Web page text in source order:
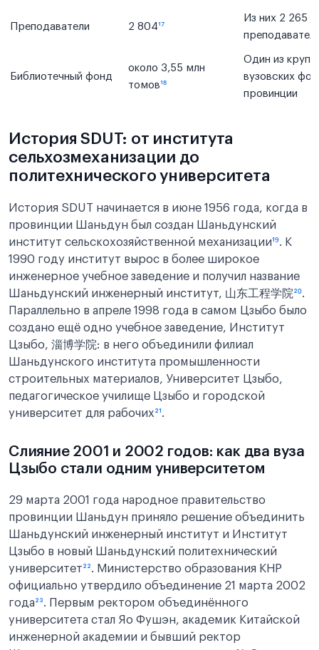
Преподаватели 2 804¹⁷
Из них 2 265
Библиотечный фонд
около 3,55 млн
томов¹⁸
Один из
вузовских
провинции
История SDUT: от института
сельхозмеханизации до
политехнического университета
История SDUT начинается в июне 1956 года, когда в
провинции Шаньдун был создан Шаньдунский
институт сельскохозяйственной механизации¹⁹. К
1990 году институт вырос в более широкое
инженерное учебное заведение и получил название
Шаньдунский инженерный институт, 山东工程学院²⁰.
Параллельно в апреле 1998 года в самом Цзыбо было
создано ещё одно учебное заведение, Институт
Цзыбо, 淄博学院: в него объединили филиал
Шаньдунского института промышленности
строительных материалов, Университет Цзыбо,
педагогическое училище Цзыбо и городской
университет для рабочих²¹.
Слияние 2001 и 2002 годов: как два вуза
Цзыбо стали одним университетом
29 марта 2001 года народное правительство
провинции Шаньдун приняло решение объединить
Шаньдунский инженерный институт и Институт
Цзыбо в новый Шаньдунский политехнический
университет²². Министерство образования КНР
официально утвердило объединение 21 марта 2002
года²³. Первым ректором объединённого
университета стал Яо Фушэн, академик Китайской
инженерной академии и бывший ректор